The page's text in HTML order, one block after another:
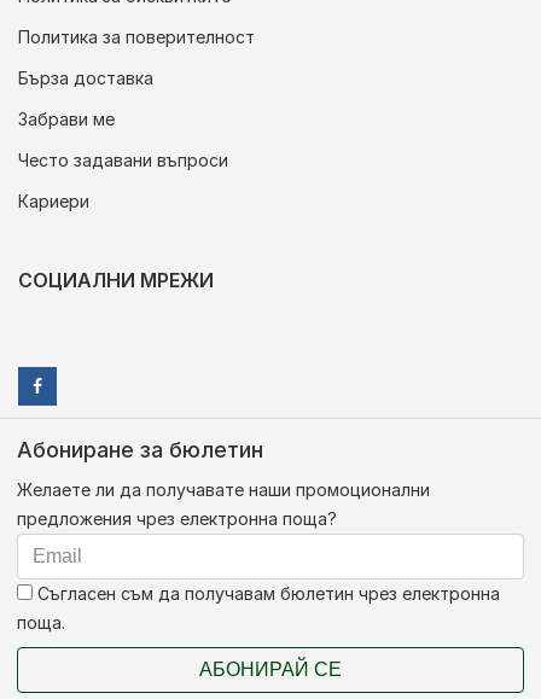
Политика за поверителност
Бърза доставка
Забрави ме
Често задавани въпроси
Кариери
СОЦИАЛНИ МРЕЖИ
Абониране за бюлетин
Желаете ли да получавате наши промоционални
предложения чрез електронна поща?
Съгласен съм да получавам бюлетин чрез електронна
поща.
АБОНИРАЙ СЕ